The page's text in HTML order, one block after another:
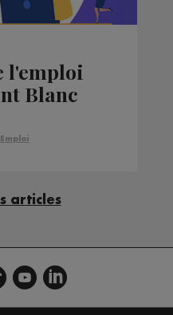
l'emploi
Blanc
articles